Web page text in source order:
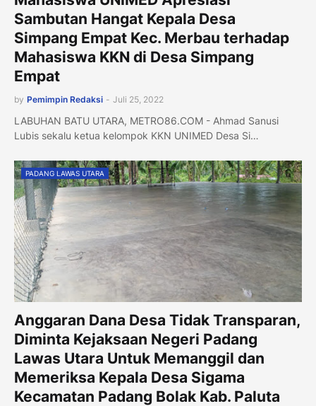
Sambutan Hangat Kepala Desa
Simpang Empat Kec. Merbau terhadap
Mahasiswa KKN di Desa Simpang
Empat
by Pemimpin Redaksi - Juli 25, 2022
LABUHAN BATU UTARA, METRO86.COM - Ahmad Sanusi
Lubis sekalu ketua kelompok KKN UNIMED Desa Si…
PADANG LAWAS UTARA
Anggaran Dana Desa Tidak Transparan,
Diminta Kejaksaan Negeri Padang
Lawas Utara Untuk Memanggil dan
Memeriksa Kepala Desa Sigama
Kecamatan Padang Bolak Kab. Paluta